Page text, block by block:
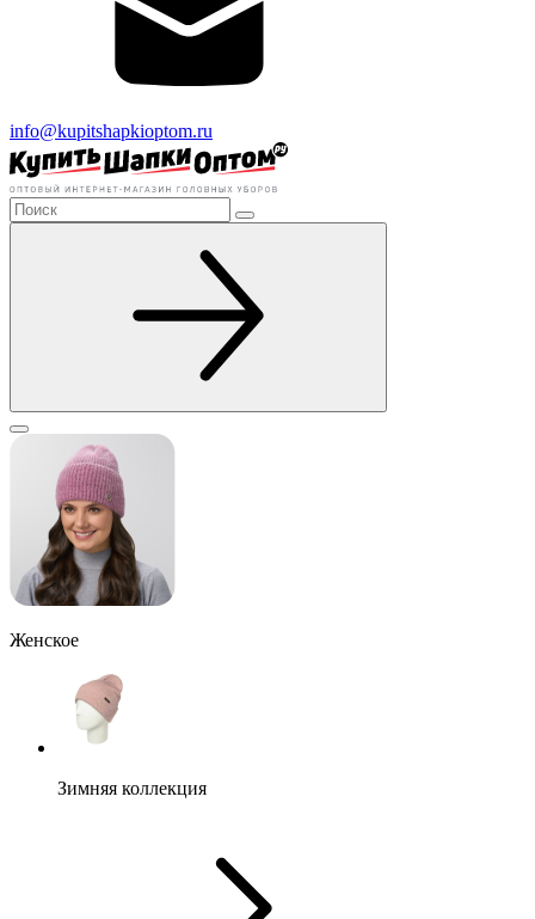
info@kupitshapkioptom.ru
Женское
Зимняя коллекция